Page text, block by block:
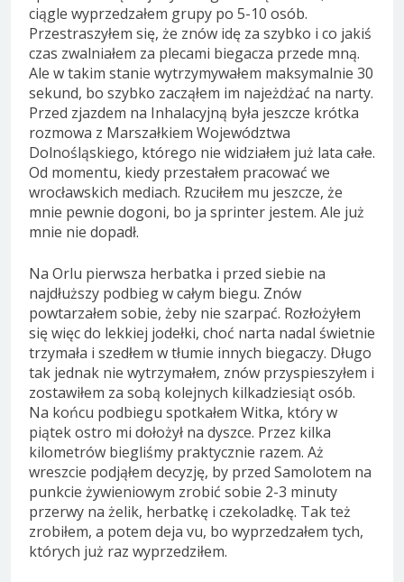
ciągle wyprzedzałem grupy po 5-10 osób.
Przestraszyłem się, że znów idę za szybko i co jakiś
czas zwalniałem za plecami biegacza przede mną.
Ale w takim stanie wytrzymywałem maksymalnie 30
sekund, bo szybko zacząłem im najeżdżać na narty.
Przed zjazdem na Inhalacyjną była jeszcze krótka
rozmowa z Marszałkiem Województwa
Dolnośląskiego, którego nie widziałem już lata całe.
Od momentu, kiedy przestałem pracować we
wrocławskich mediach. Rzuciłem mu jeszcze, że
mnie pewnie dogoni, bo ja sprinter jestem. Ale już
mnie nie dopadł.
Na Orlu pierwsza herbatka i przed siebie na
najdłuższy podbieg w całym biegu. Znów
powtarzałem sobie, żeby nie szarpać. Rozłożyłem
się więc do lekkiej jodełki, choć narta nadal świetnie
trzymała i szedłem w tłumie innych biegaczy. Długo
tak jednak nie wytrzymałem, znów przyspieszyłem i
zostawiłem za sobą kolejnych kilkadziesiąt osób.
Na końcu podbiegu spotkałem Witka, który w
piątek ostro mi dołożył na dyszce. Przez kilka
kilometrów biegliśmy praktycznie razem. Aż
wreszcie podjąłem decyzję, by przed Samolotem na
punkcie żywieniowym zrobić sobie 2-3 minuty
przerwy na żelik, herbatkę i czekoladkę. Tak też
zrobiłem, a potem deja vu, bo wyprzedzałem tych,
których już raz wyprzedziłem.